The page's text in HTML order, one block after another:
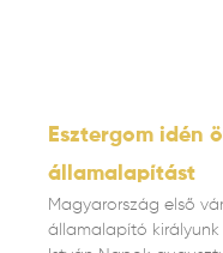
Esztergom idén
államalapítást
Magyarország első
államalapító királyunk